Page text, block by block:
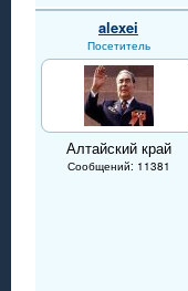
alexei
Посетитель
Алтайский край
Сообщений: 11381